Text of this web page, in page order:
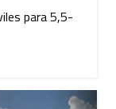
para 5,5-